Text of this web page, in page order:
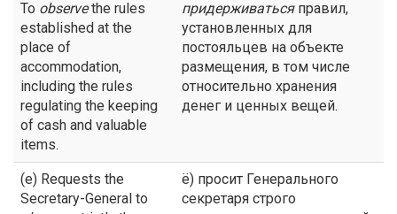
To observethe rules
established at the
place of
accommodation,
including the rules
regulating the keeping
of cash and valuable
items.
придерживатьсяправил,
установленных для
постояльцев на объекте
размещения, в том числе
относительно хранения
денег и ценных вещей.
(e) Requests the
Secretary-General to
ё) просит Генерального
секретаря строго